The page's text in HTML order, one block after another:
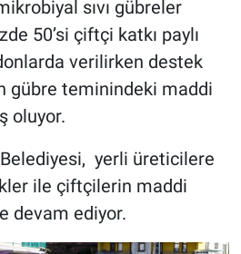
sıvı gübreler
50’si çiftçi katkı paylı
verilirken destek
gübre teminindeki maddi
oluyor.
yerli üreticilere
ile çiftçilerin maddi
devam ediyor.